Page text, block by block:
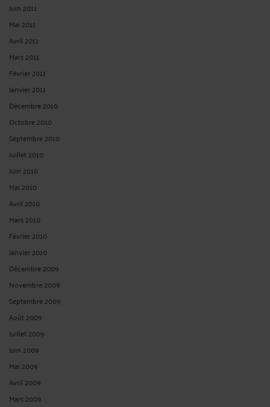
Juin 2011
Mai 2011
Avril 2011
Mars 2011
Février 2011
Janvier 2011
Décembre 2010
Octobre 2010
Septembre 2010
Juillet 2010
Juin 2010
Mai 2010
Avril 2010
Mars 2010
Février 2010
Janvier 2010
Décembre 2009
Novembre 2009
Septembre 2009
Août 2009
Juillet 2009
Juin 2009
Mai 2009
Avril 2009
Mars 2009